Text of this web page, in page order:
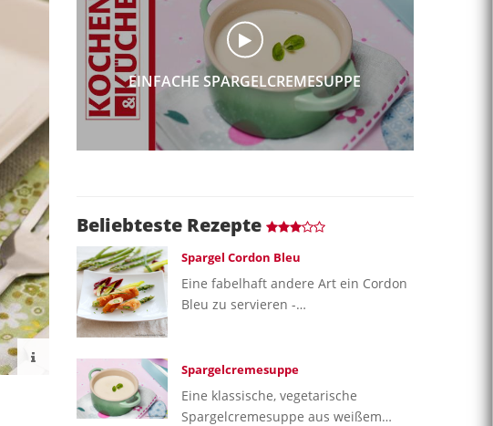
EINFACHE SPARGELCREMESUPPE
Beliebteste Rezepte
Spargel Cordon Bleu
Eine fabelhaft andere Art ein Cordon
Bleu zu servieren -…
Spargelcremesuppe
Eine klassische, vegetarische
Spargelcremesuppe aus weißem…